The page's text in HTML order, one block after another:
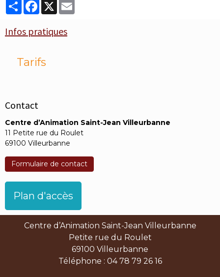
PartagerFacebook
X
Infos pratiques
Tarifs
Contact
Centre d’Animation Saint-Jean Villeurbanne
11 Petite rue du Roulet
69100 Villeurbanne
Formulaire de contact
Plan d'accès
Centre d’Animation Saint-Jean Villeurbanne
Petite rue du Roulet
69100 Villeurbanne
Téléphone : 04 78 79 26 16